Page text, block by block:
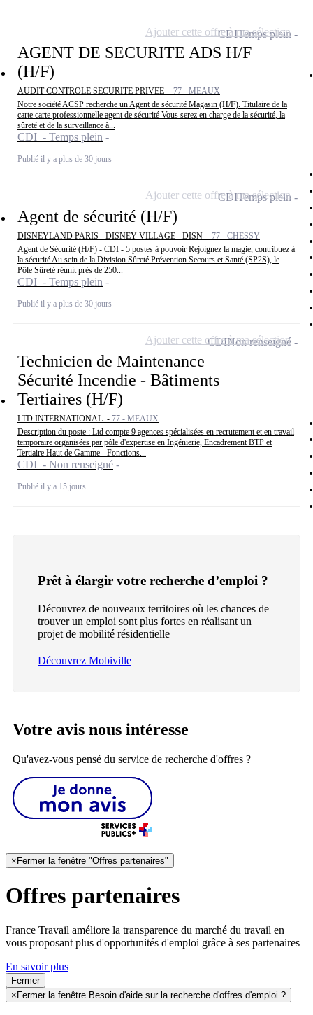
AGENT DE SECURITE ADS H/F
(H/F)
AUDIT CONTROLE SECURITE PRIVEE - 77 - MEAUX
Notre société ACSP recherche un Agent de sécurité Magasin (H/F). Titulaire de la
carte carte professionnelle agent de sécurité Vous serez en charge de la sécurité, la
sûreté et de la surveillance à...
CDI - Temps plein
Publié il y a plus de 30 jours
CDITemps plein
Ajouter cette offre à ma sélection
Agent de sécurité (H/F)
DISNEYLAND PARIS - DISNEY VILLAGE - DISN - 77 - CHESSY
Agent de Sécurité (H/F) - CDI - 5 postes à pouvoir Rejoignez la magie, contribuez à
la sécurité Au sein de la Division Sûreté Prévention Secours et Santé (SP2S), le
Pôle Sûreté réunit près de 250...
CDI - Temps plein
Publié il y a plus de 30 jours
CDITemps plein
Ajouter cette offre à ma sélection
Technicien de Maintenance
Sécurité Incendie - Bâtiments
Tertiaires (H/F)
LTD INTERNATIONAL - 77 - MEAUX
Description du poste : Ltd compte 9 agences spécialisées en recrutement et en travail
temporaire organisées par pôle d'expertise en Ingénierie, Encadrement BTP et
Tertiaire Haut de Gamme - Fonctions...
CDI - Non renseigné
Publié il y a 15 jours
CDINon renseigné
Ajouter cette offre à ma sélection
Prêt à élargir votre recherche d’emploi ?
Découvrez de nouveaux territoires où les chances de
trouver un emploi sont plus fortes en réalisant un
projet de mobilité résidentielle
Découvrez Mobiville
Votre avis nous intéresse
Qu'avez-vous pensé du service de recherche d'offres ?
× Fermer la fenêtre "Offres partenaires"
Offres partenaires
France Travail améliore la transparence du marché du travail en
vous proposant plus d'opportunités d'emploi grâce à ses partenaires
En savoir plus
Fermer
×Fermer la fenêtre Besoin d'aide sur la recherche d'offres d'emploi ?